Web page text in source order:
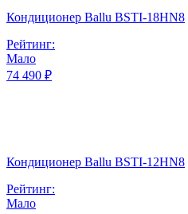
Кондиционер Ballu BSTI-18HN8
Рейтинг:
Мало
74 490 ₽
Кондиционер Ballu BSTI-12HN8
Рейтинг:
Мало